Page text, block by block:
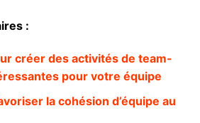
:
créer des activités de team-
pour votre équipe
la cohésion d’équipe au